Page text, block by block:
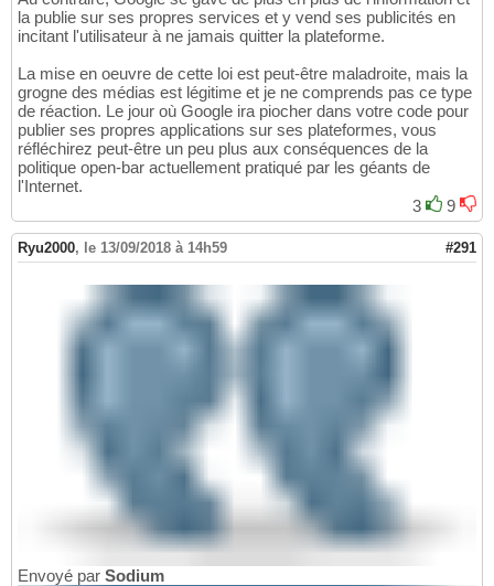
la publie sur ses propres services et y vend ses publicités en
incitant l'utilisateur à ne jamais quitter la plateforme.
La mise en oeuvre de cette loi est peut-être maladroite, mais la
grogne des médias est légitime et je ne comprends pas ce type
de réaction. Le jour où Google ira piocher dans votre code pour
publier ses propres applications sur ses plateformes, vous
réfléchirez peut-être un peu plus aux conséquences de la
politique open-bar actuellement pratiqué par les géants de
l'Internet.
3
9
Ryu2000, le 13/09/2018 à 14h59 #291
Envoyé par Sodium